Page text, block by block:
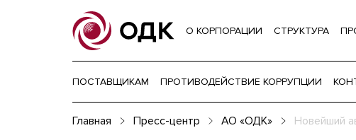
О КОРПОРАЦИИ СТРУКТУРА
ПОСТАВЩИКАМ ПРОТИВОДЕЙСТВИЕ КОРРУПЦИИ
Главная Пресс-центр АО «ОДК» Новейший